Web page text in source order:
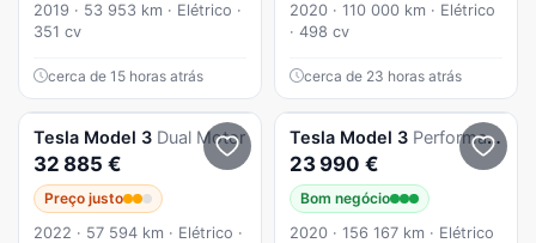
2019 · 53 953 km · Elétrico ·
351 cv
cerca de 15 horas atrás
2020 · 110 000 km · Elétrico
· 498 cv
cerca de 23 horas atrás
Tesla Model 3 Dual Motor
32 885 €
Preço justo
2022 · 57 594 km · Elétrico ·
Tesla Model 3 Performance Dual Motor AWD
23 990 €
Bom negócio
2020 · 156 167 km · Elétrico